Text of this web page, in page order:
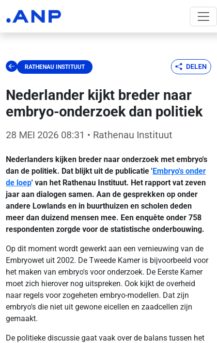
RATHENAU INSTITUUT DELEN
Nederlander kijkt breder naar
embryo-onderzoek dan politiek
28 MEI 2026 08:31 • Rathenau Instituut
Nederlanders kijken breder naar onderzoek met embryo's
dan de politiek. Dat blijkt uit de publicatie 'Embryo's onder
de loep' van het Rathenau Instituut. Het rapport vat zeven
jaar aan dialogen samen. Aan de gesprekken op onder
andere Lowlands en in buurthuizen en scholen deden
meer dan duizend mensen mee. Een enquête onder 758
respondenten zorgde voor de statistische onderbouwing.
Op dit moment wordt gewerkt aan een vernieuwing van de
Embryowet uit 2002. De Tweede Kamer is bijvoorbeeld voor
het maken van embryo's voor onderzoek. De Eerste Kamer
moet zich hierover nog uitspreken. Ook kijkt de overheid
naar regels voor zogeheten embryo-modellen. Dat zijn
embryo's die niet uit gewone eicellen en zaadcellen zijn
gemaakt.
De politieke discussie gaat vaak over de balans tussen het